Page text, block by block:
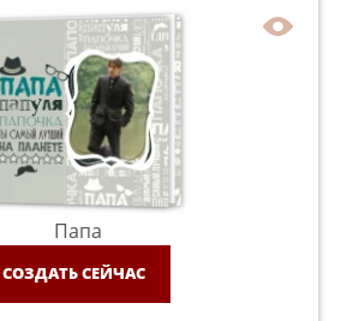
Папа
СОЗДАТЬ СЕЙЧАС